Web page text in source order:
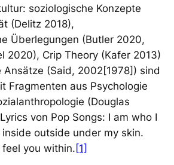
soziologische Konzepte
(Delitz 2018),
Überlegungen (Butler 2020,
2020), Crip Theory (Kafer 2013)
Ansätze (Said, 2002[1978]) sind
Fragmenten aus Psychologie
(Douglas
von Pop Songs: I am who I
inside outside under my skin.
feel you within. [1]